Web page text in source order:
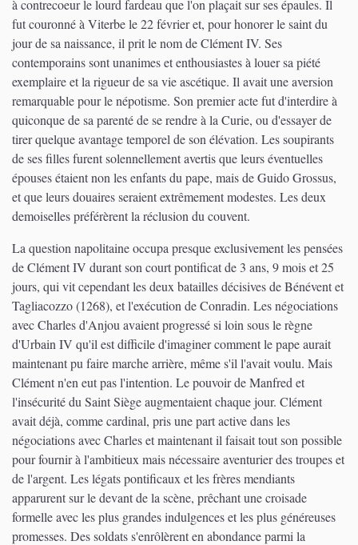
à contrecoeur le lourd fardeau que l'on plaçait sur ses épaules. Il
fut couronné à Viterbe le 22 février et, pour honorer le saint du
jour de sa naissance, il prit le nom de Clément IV. Ses
contemporains sont unanimes et enthousiastes à louer sa piété
exemplaire et la rigueur de sa vie ascétique. Il avait une aversion
remarquable pour le népotisme. Son premier acte fut d'interdire à
quiconque de sa parenté de se rendre à la Curie, ou d'essayer de
tirer quelque avantage temporel de son élévation. Les soupirants
de ses filles furent solennellement avertis que leurs éventuelles
épouses étaient non les enfants du pape, mais de Guido Grossus,
et que leurs douaires seraient extrêmement modestes. Les deux
demoiselles préférèrent la réclusion du couvent.
La question napolitaine occupa presque exclusivement les pensées
de Clément IV durant son court pontificat de 3 ans, 9 mois et 25
jours, qui vit cependant les deux batailles décisives de Bénévent et
Tagliacozzo (1268), et l'exécution de Conradin. Les négociations
avec Charles d'Anjou avaient progressé si loin sous le règne
d'Urbain IV qu'il est difficile d'imaginer comment le pape aurait
maintenant pu faire marche arrière, même s'il l'avait voulu. Mais
Clément n'en eut pas l'intention. Le pouvoir de Manfred et
l'insécurité du Saint Siège augmentaient chaque jour. Clément
avait déjà, comme cardinal, pris une part active dans les
négociations avec Charles et maintenant il faisait tout son possible
pour fournir à l'ambitieux mais nécessaire aventurier des troupes et
de l'argent. Les légats pontificaux et les frères mendiants
apparurent sur le devant de la scène, prêchant une croisade
formelle avec les plus grandes indulgences et les plus généreuses
promesses. Des soldats s'enrôlèrent en abondance parmi la